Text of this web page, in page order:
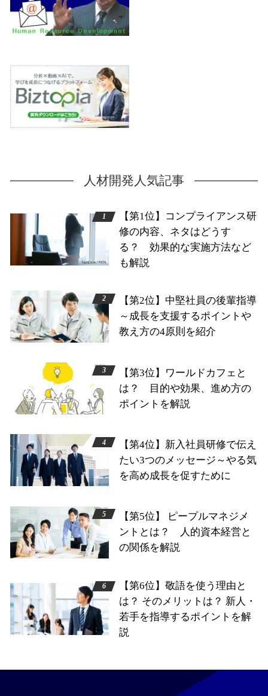
人材開発人気記事
【第1位】コンプライアンス研
修の内容、ネタはどうす
る？ 効果的な実施方法など
も解説
【第2位】中堅社員の後輩指導
～成長を支援するポイントや
教え方の4原則を紹介
【第3位】ワールドカフェと
は？ 目的や効果、進め方の
ポイントを解説
【第4位】新入社員研修で伝え
たい3つのメッセージ～やる気
を高め成長を促すために
【第5位】 ピープルマネジメ
ントとは？ 人的資本経営と
の関係を解説
【第6位】敬語を使う理由と
は？ そのメリットは？ 新人・
若手を指導するポイントを解
説